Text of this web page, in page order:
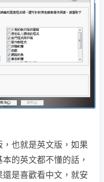
也就是英文版，如果
的英文都不懂的話，
是喜歡看中文，就安